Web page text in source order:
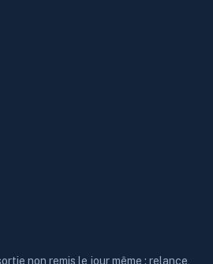
non remis le jour même : relance,